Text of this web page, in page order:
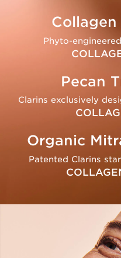
Phyto-
Pecan
Clarins exclusively
Organic
Patented Clarins